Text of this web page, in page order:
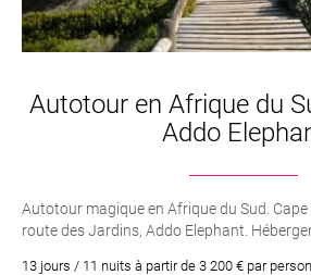
Autotour en Afrique du
Addo
Autotour magique en Afrique du Sud.
route des Jardins, Addo Elephant.
13 jours / 11 nuits à partir de 3 200 € par